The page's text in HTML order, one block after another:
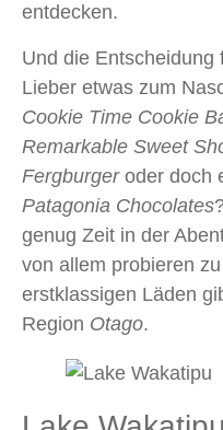
entdecken.
Und die Entscheidung
Lieber etwas zum
Cookie Time Cookie
Remarkable Sweet
Fergburgeroder doch
Patagonia Chocolates
genug Zeit in der
von allem probieren
erstklassigen Läden
Region Otago.